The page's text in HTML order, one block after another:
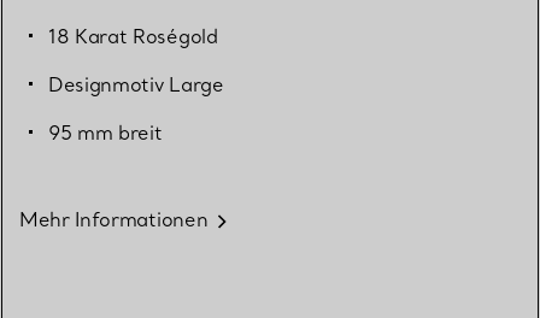
18 Karat Roségold
Designmotiv Large
95 mm breit
Mehr Informationen